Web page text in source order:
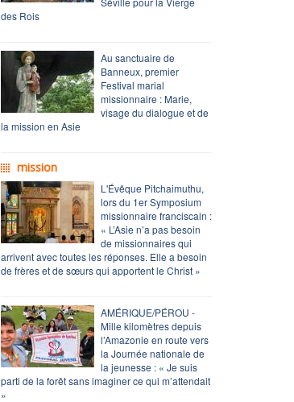
des Rois
Au sanctuaire de
Banneux, premier
Festival marial
missionnaire : Marie,
visage du dialogue et de
la mission en Asie
mission
L'Évêque Pitchaimuthu,
lors du 1er Symposium
missionnaire franciscain :
« L’Asie n’a pas besoin
de missionnaires qui
arrivent avec toutes les réponses. Elle a besoin
de frères et de sœurs qui apportent le Christ »
AMÉRIQUE/PÉROU -
Mille kilomètres depuis
l’Amazonie en route vers
la Journée nationale de
la jeunesse : « Je suis
parti de la forêt sans imaginer ce qui m’attendait
»